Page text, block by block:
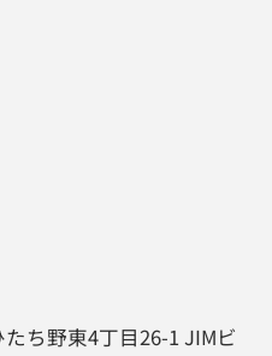
ち野東4丁目26-1 JIMビ